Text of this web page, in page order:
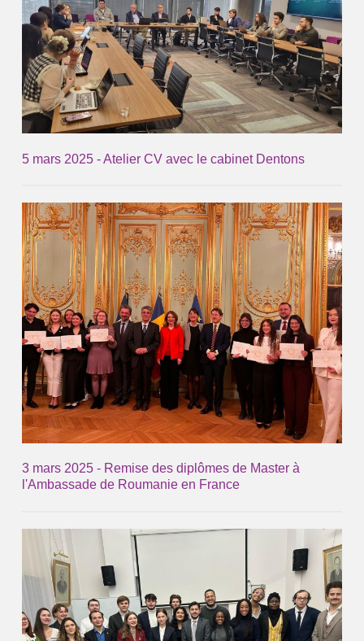
5 mars 2025 - Atelier CV avec le cabinet Dentons
3 mars 2025 - Remise des diplômes de Master à
l'Ambassade de Roumanie en France